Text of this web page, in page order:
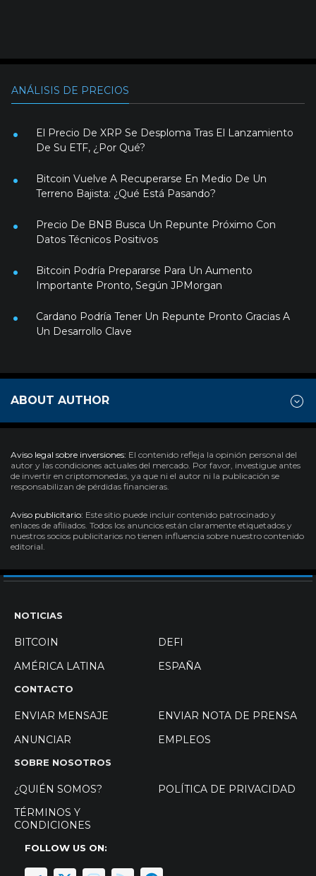
ANÁLISIS DE PRECIOS
El Precio De XRP Se Desploma Tras El Lanzamiento
De Su ETF, ¿Por Qué?
Bitcoin Vuelve A Recuperarse En Medio De Un
Terreno Bajista: ¿Qué Está Pasando?
Precio De BNB Busca Un Repunte Próximo Con
Datos Técnicos Positivos
Bitcoin Podría Prepararse Para Un Aumento
Importante Pronto, Según JPMorgan
Cardano Podría Tener Un Repunte Pronto Gracias A
Un Desarrollo Clave
ABOUT AUTHOR
Aviso legal sobre inversiones: El contenido refleja la opinión personal del
autor y las condiciones actuales del mercado. Por favor, investigue antes
de invertir en criptomonedas, ya que ni el autor ni la publicación se
responsabilizan de pérdidas financieras.
Aviso publicitario: Este sitio puede incluir contenido patrocinado y
enlaces de afiliados. Todos los anuncios están claramente etiquetados y
nuestros socios publicitarios no tienen influencia sobre nuestro contenido
editorial.
NOTICIAS
BITCOIN
DEFI
AMÉRICA LATINA
ESPAÑA
CONTACTO
ENVIAR MENSAJE
ENVIAR NOTA DE PRENSA
ANUNCIAR
EMPLEOS
SOBRE NOSOTROS
¿QUIÉN SOMOS?
POLÍTICA DE PRIVACIDAD
TÉRMINOS Y
CONDICIONES
FOLLOW US ON: